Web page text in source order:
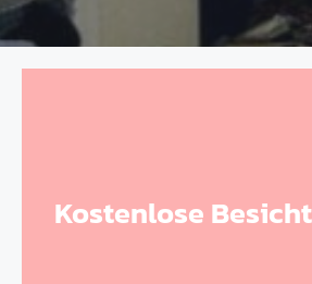
Kostenlose